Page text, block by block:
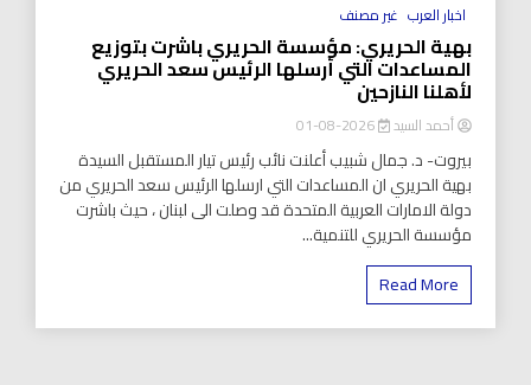
اخبار العرب غير مصنف
بهية الحريري: مؤسسة الحريري باشرت بتوزيع
المساعدات التي أرسلها الرئيس سعد الحريري
لأهلنا النازحين
أحمد السيد 2026-08-01
بيروت- د. جمال شبيب أعلنت نائب رئيس تيار المستقبل السيدة
بهية الحريري ان المساعدات التي ارسلها الرئيس سعد الحريري من
دولة الامارات العربية المتحدة قد وصلت الى لبنان ، حيث باشرت
مؤسسة الحريري للتنمية...
Read More